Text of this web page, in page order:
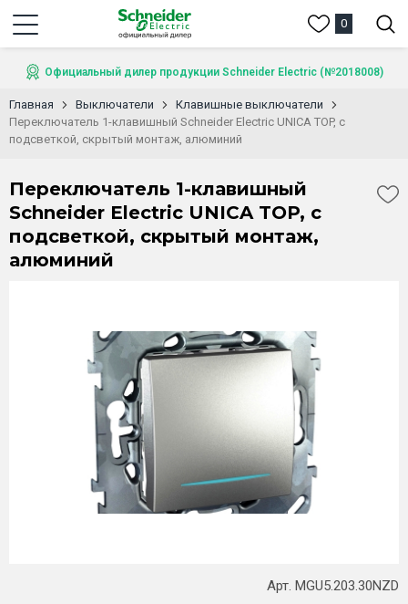
0
Официальный дилер продукции Schneider Electric (№2018008)
Главная Выключатели
Клавишные выключатели
Переключатель 1-клавишный Schneider Electric UNICA TOP, с
подсветкой, скрытый монтаж, алюминий
Переключатель 1-клавишный
Schneider Electric UNICA TOP, с
подсветкой, скрытый монтаж,
алюминий
Арт. MGU5.203.30NZD